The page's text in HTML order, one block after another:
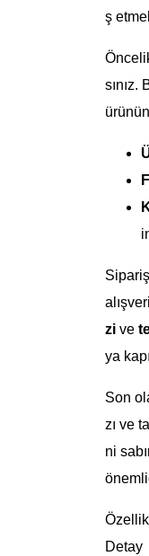
ş
zi ve
ya
Son
zı ve
ni
Özellik
Detay